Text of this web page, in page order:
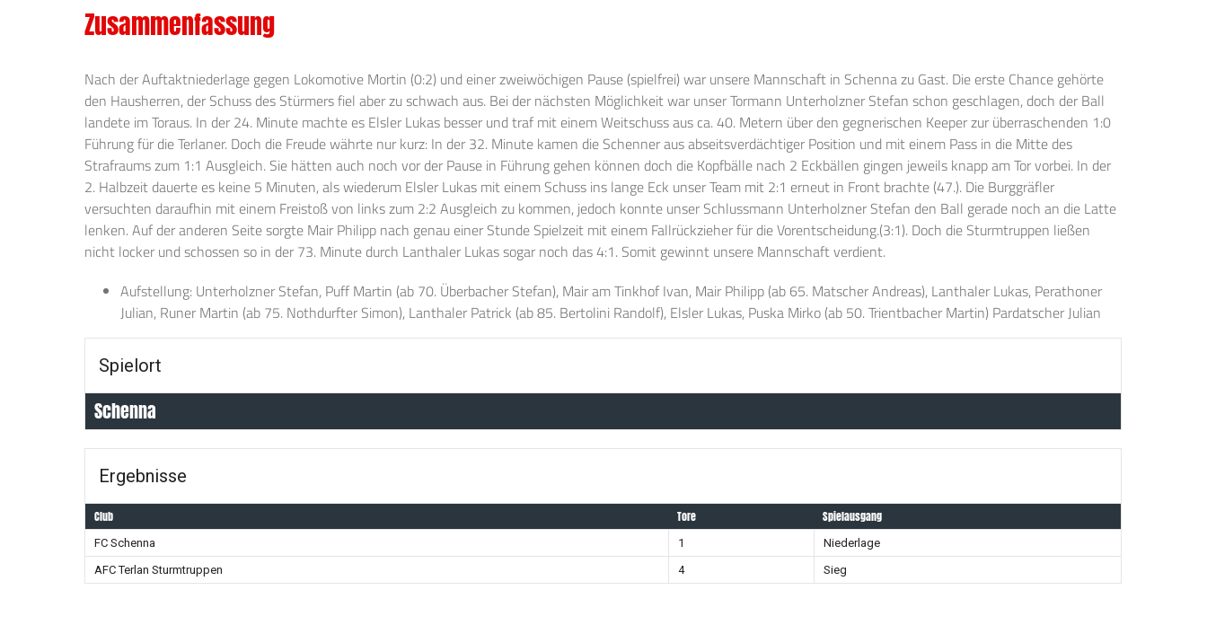
Zusammenfassung
Nach der Auftaktniederlage gegen Lokomotive Mortin (0:2) und einer zweiwöchigen Pause (spielfrei) war unsere Mannschaft in Schenna zu Gast. Die erste Chance gehörte
den Hausherren, der Schuss des Stürmers fiel aber zu schwach aus. Bei der nächsten Möglichkeit war unser Tormann Unterholzner Stefan schon geschlagen, doch der Ball
landete im Toraus. In der 24. Minute machte es Elsler Lukas besser und traf mit einem Weitschuss aus ca. 40. Metern über den gegnerischen Keeper zur überraschenden 1:0
Führung für die Terlaner. Doch die Freude währte nur kurz: In der 32. Minute kamen die Schenner aus abseitsverdächtiger Position und mit einem Pass in die Mitte des
Strafraums zum 1:1 Ausgleich. Sie hätten auch noch vor der Pause in Führung gehen können doch die Kopfbälle nach 2 Eckbällen gingen jeweils knapp am Tor vorbei. In der
2. Halbzeit dauerte es keine 5 Minuten, als wiederum Elsler Lukas mit einem Schuss ins lange Eck unser Team mit 2:1 erneut in Front brachte (47.). Die Burggräfler
versuchten daraufhin mit einem Freistoß von links zum 2:2 Ausgleich zu kommen, jedoch konnte unser Schlussmann Unterholzner Stefan den Ball gerade noch an die Latte
lenken. Auf der anderen Seite sorgte Mair Philipp nach genau einer Stunde Spielzeit mit einem Fallrückzieher für die Vorentscheidung.(3:1). Doch die Sturmtruppen ließen
nicht locker und schossen so in der 73. Minute durch Lanthaler Lukas sogar noch das 4:1. Somit gewinnt unsere Mannschaft verdient.
Aufstellung: Unterholzner Stefan, Puff Martin (ab 70. Überbacher Stefan), Mair am Tinkhof Ivan, Mair Philipp (ab 65. Matscher Andreas), Lanthaler Lukas, Perathoner
Julian, Runer Martin (ab 75. Nothdurfter Simon), Lanthaler Patrick (ab 85. Bertolini Randolf), Elsler Lukas, Puska Mirko (ab 50. Trientbacher Martin) Pardatscher Julian
Spielort
Schenna
Ergebnisse
Club Tore Spielausgang
FC Schenna 1
Niederlage
AFC Terlan Sturmtruppen
4 Sieg